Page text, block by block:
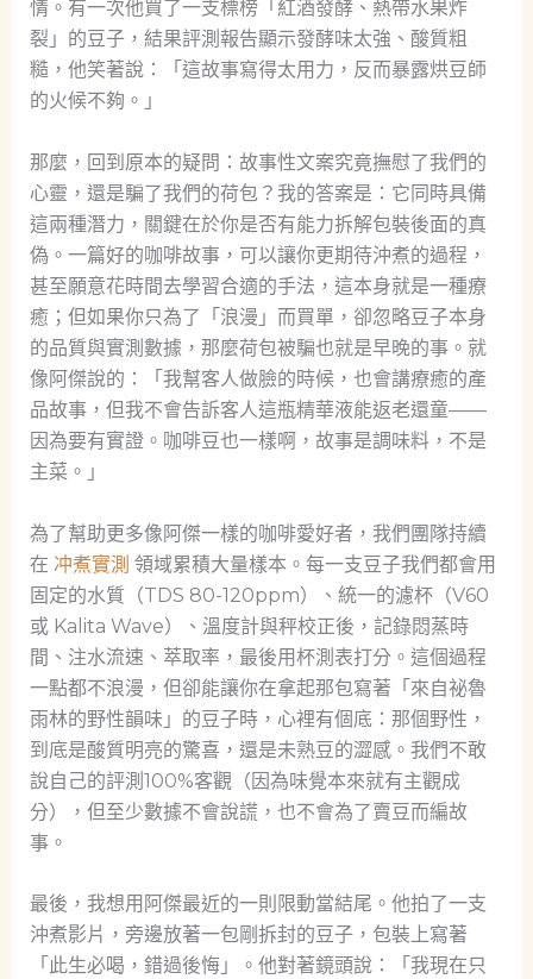
情。有一次他買了一支標榜「紅酒發酵、熱帶水果炸
裂」的豆子，結果評測報告顯示發酵味太強、酸質粗
糙，他笑著說：「這故事寫得太用力，反而暴露烘豆師
的火候不夠。」
那麼，回到原本的疑問：故事性文案究竟撫慰了我們的
心靈，還是騙了我們的荷包？我的答案是：它同時具備
這兩種潛力，關鍵在於你是否有能力拆解包裝後面的真
偽。一篇好的咖啡故事，可以讓你更期待沖煮的過程，
甚至願意花時間去學習合適的手法，這本身就是一種療
癒；但如果你只為了「浪漫」而買單，卻忽略豆子本身
的品質與實測數據，那麼荷包被騙也就是早晚的事。就
像阿傑說的：「我幫客人做臉的時候，也會講療癒的產
品故事，但我不會告訴客人這瓶精華液能返老還童——
因為要有實證。咖啡豆也一樣啊，故事是調味料，不是
主菜。」
為了幫助更多像阿傑一樣的咖啡愛好者，我們團隊持續
在 冲煮實測 領域累積大量樣本。每一支豆子我們都會用
固定的水質（TDS 80-120ppm）、統一的濾杯（V60
或 Kalita Wave）、溫度計與秤校正後，記錄悶蒸時
間、注水流速、萃取率，最後用杯測表打分。這個過程
一點都不浪漫，但卻能讓你在拿起那包寫著「來自祕魯
雨林的野性韻味」的豆子時，心裡有個底：那個野性，
到底是酸質明亮的驚喜，還是未熟豆的澀感。我們不敢
說自己的評測100%客觀（因為味覺本來就有主觀成
分），但至少數據不會說謊，也不會為了賣豆而編故
事。
最後，我想用阿傑最近的一則限動當結尾。他拍了一支
沖煮影片，旁邊放著一包剛拆封的豆子，包裝上寫著
「此生必喝，錯過後悔」。他對著鏡頭說：「我現在只